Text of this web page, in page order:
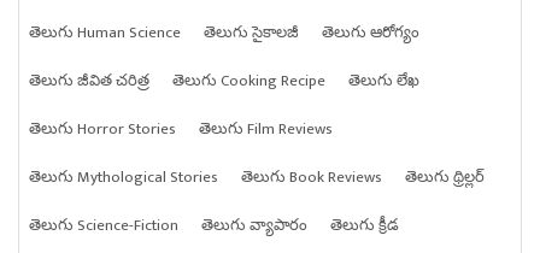
తెలుగు Human Science
తెలుగు సైకాలజీ
తెలుగు ఆరోగ్యం
తెలుగు జీవిత చరిత్ర
తెలుగు Cooking Recipe
తెలుగు లేఖ
తెలుగు Horror Stories
తెలుగు Film Reviews
తెలుగు Mythological Stories
తెలుగు Book Reviews
తెలుగు థ్రిల్లర్
తెలుగు Science-Fiction
తెలుగు వ్యాపారం తెలుగు క్రీడ